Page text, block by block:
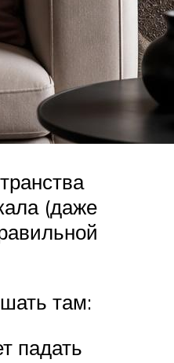
(даже
там:
падать